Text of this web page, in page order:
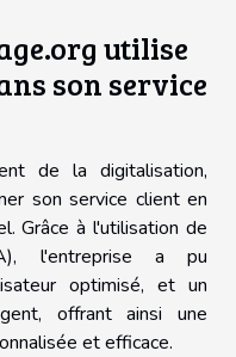
utilise
son service
de la digitalisation,
son service client en
Grâce à l'utilisation de
l'entreprise a pu
optimisé, et un
offrant ainsi une
et efficace.